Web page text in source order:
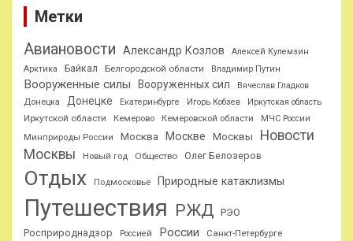
Метки
Авиановости Александр Козлов
Алексей Кулемзин
Арктика
Байкал Белгородской области Владимир Путин
Вооруженные силы Вооруженных сил
Вячеслав Гладков
Донецка
Донецке Екатеринбурге Игорь Кобзев Иркутская область
Иркутской области Кемерово Кемеровской области
МЧС России
Минприроды России
Москва Москве Москвы
Новости
Москвы
Новый год Общество Олег Белозеров
Отдых Подмосковье Природные катаклизмы
Путешествия РЖД РЭО
Росприроднадзор
Россией России Санкт-Петербурге